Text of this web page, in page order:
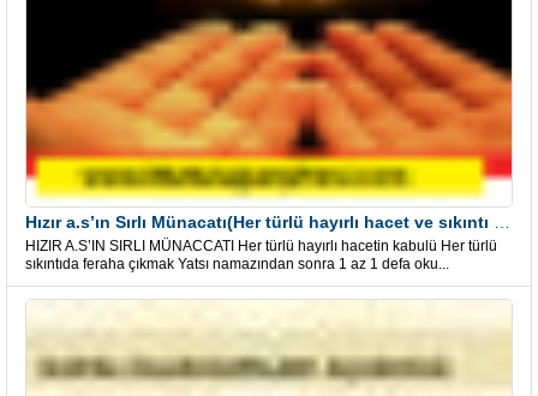
HIZIR A.S’IN SIRLI MÜNACCATI Her türlü hayırlı hacetin kabulü Her türlü
sıkıntıda feraha çıkmak Yatsı namazından sonra 1 az 1 defa oku...